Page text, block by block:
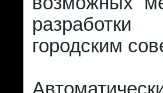
городским